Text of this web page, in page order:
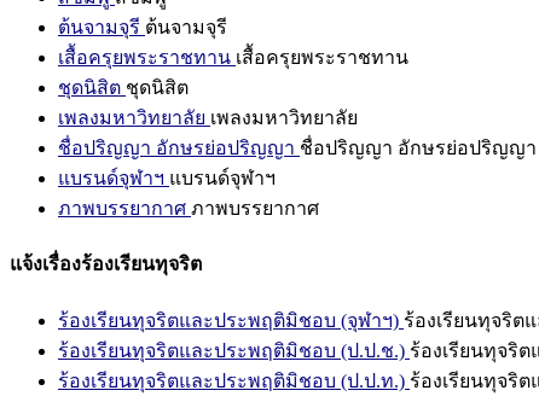
ต้นจามจุรี ต้นจามจุรี
เสื้อครุยพระราชทาน เสื้อครุยพระราชทาน
ชุดนิสิต ชุดนิสิต
เพลงมหาวิทยาลัย เพลงมหาวิทยาลัย
ชื่อปริญญา อักษรย่อปริญญา ชื่อปริญญา อักษรย่อปริญญา
แบรนด์จุฬาฯ แบรนด์จุฬาฯ
ภาพบรรยากาศ ภาพบรรยากาศ
แจ้งเรื่องร้องเรียนทุจริต
ร้องเรียนทุจริตและประพฤติมิชอบ (จุฬาฯ) ร้องเรียนทุจริต
ร้องเรียนทุจริตและประพฤติมิชอบ (ป.ป.ช.) ร้องเรียนทุจริ
ร้องเรียนทุจริตและประพฤติมิชอบ (ป.ป.ท.) ร้องเรียนทุจริ